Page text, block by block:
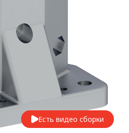
ограждения
мебель
systems
назначения
профиль NEW!
Есть видео сборки